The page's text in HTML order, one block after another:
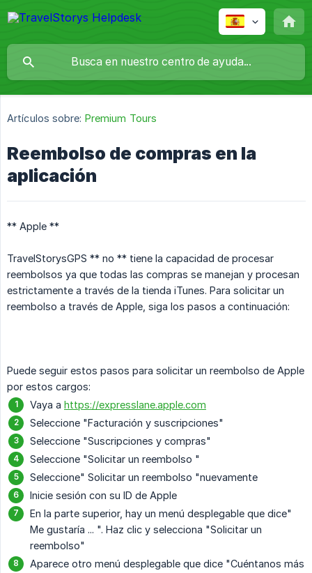
Artículos sobre: Premium Tours
Reembolso de compras en la
aplicación
** Apple **
TravelStorysGPS ** no ** tiene la capacidad de procesar
reembolsos ya que todas las compras se manejan y procesan
estrictamente a través de la tienda iTunes. Para solicitar un
reembolso a través de Apple, siga los pasos a continuación:
Puede seguir estos pasos para solicitar un reembolso de Apple
por estos cargos:
Vaya a https://expresslane.apple.com
Seleccione "Facturación y suscripciones"
Seleccione "Suscripciones y compras"
Seleccione "Solicitar un reembolso "
Seleccione" Solicitar un reembolso "nuevamente
Inicie sesión con su ID de Apple
En la parte superior, hay un menú desplegable que dice"
Me gustaría ... ". Haz clic y selecciona "Solicitar un
reembolso"
Aparece otro menú desplegable que dice "Cuéntanos más